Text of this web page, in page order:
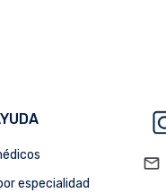
especialidad
mail_outline